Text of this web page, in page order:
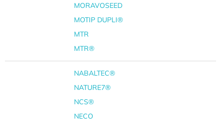
MORAVOSEED
MOTIP DUPLI®
MTR
MTR®
NABALTEC®
NATURE7®
NCS®
NECO